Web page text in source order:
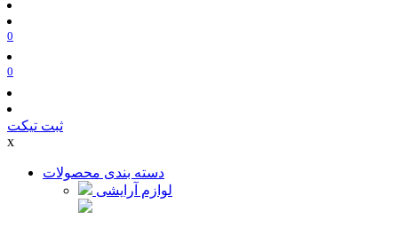
0
0
ثبت تیکت
x
دسته بندی محصولات
لوازم آرایشی